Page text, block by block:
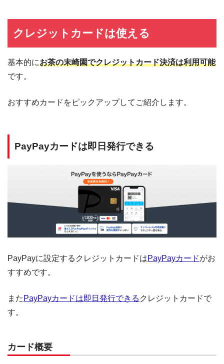
クレジットカードは使える
基本的にお茶の末崎園でクレジットカード決済は利用可能
です。
おすすめカードをピックアップしてご紹介します。
PayPayカードは即日発行できる
PayPayに設定するクレジットカードはPayPayカードがお
すすめです。
また PayPayカードは即日発行できる クレジットカードで
す。
カード概要